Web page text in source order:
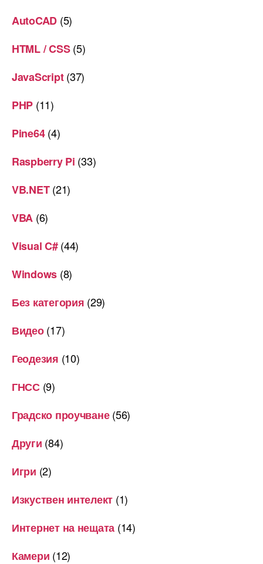
AutoCAD (5)
HTML / CSS(5)
JavaScript(37)
PHP (11)
Pine64(4)
Raspberry Pi (33)
VB.NET(21)
VBA (6)
Visual C#(44)
Windows (8)
Без категория (29)
Видео(17)
Геодезия (10)
ГНСС(9)
Градско проучване(56)
Други (84)
Игри (2)
Изкуствен интелект (1)
Интернет на нещата (14)
Камери (12)